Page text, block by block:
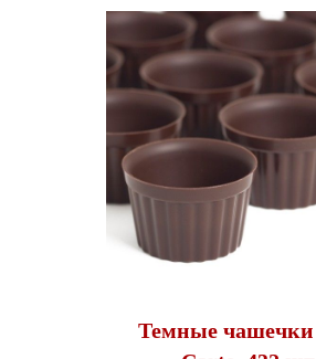
Темные чашечки